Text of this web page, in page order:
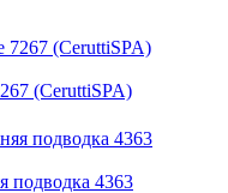
(CeruttiSPA)
подводка 4363